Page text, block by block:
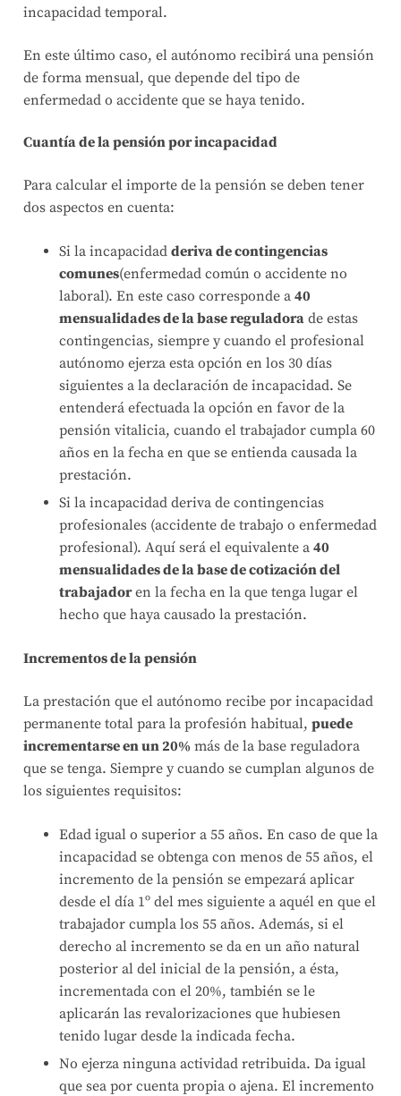
incapacidad temporal.
En este último caso, el autónomo recibirá una pensión
de forma mensual, que depende del tipo de
enfermedad o accidente que se haya tenido.
Cuantía de la pensión por incapacidad
Para calcular el importe de la pensión se deben tener
dos aspectos en cuenta:
Si la incapacidad deriva de contingencias
comunes(enfermedad común o accidente no
laboral). En este caso corresponde a 40
mensualidades de la base reguladora de estas
contingencias, siempre y cuando el profesional
autónomo ejerza esta opción en los 30 días
siguientes a la declaración de incapacidad. Se
entenderá efectuada la opción en favor de la
pensión vitalicia, cuando el trabajador cumpla 60
años en la fecha en que se entienda causada la
prestación.
Si la incapacidad deriva de contingencias
profesionales (accidente de trabajo o enfermedad
profesional). Aquí será el equivalente a 40
mensualidades de la base de cotización del
trabajadoren la fecha en la que tenga lugar el
hecho que haya causado la prestación.
Incrementos de la pensión
La prestación que el autónomo recibe por incapacidad
permanente total para la profesión habitual, puede
incrementarse en un 20% más de la base reguladora
que se tenga. Siempre y cuando se cumplan algunos de
los siguientes requisitos:
Edad igual o superior a 55 años. En caso de que la
incapacidad se obtenga con menos de 55 años, el
incremento de la pensión se empezará aplicar
desde el día 1º del mes siguiente a aquél en que el
trabajador cumpla los 55 años. Además, si el
derecho al incremento se da en un año natural
posterior al del inicial de la pensión, a ésta,
incrementada con el 20%, también se le
aplicarán las revalorizaciones que hubiesen
tenido lugar desde la indicada fecha.
No ejerza ninguna actividad retribuida. Da igual
que sea por cuenta propia o ajena. El incremento